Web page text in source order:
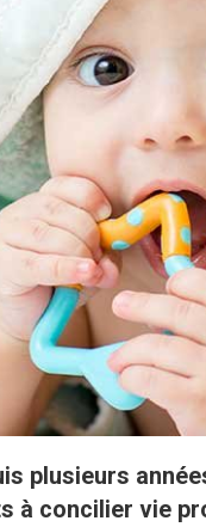
plusieurs
à concilier vie